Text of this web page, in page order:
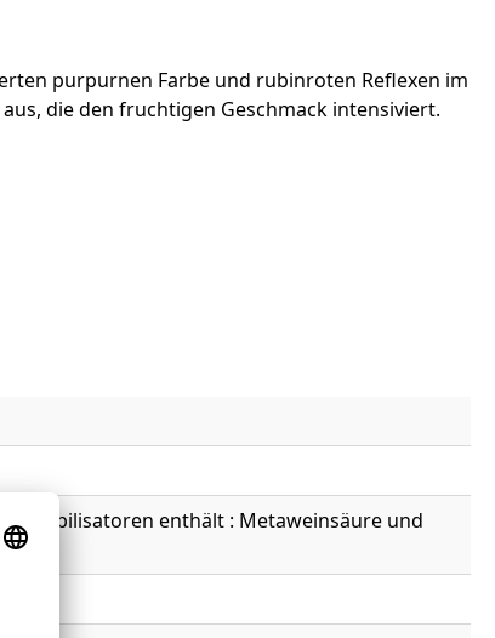
purpurnen Farbe und rubinroten Reflexen im
die den fruchtigen Geschmack intensiviert.
, Stabilisatoren enthält : Metaweinsäure und